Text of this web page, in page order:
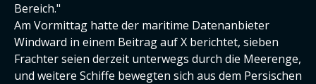
Bereich."
Am Vormittag hatte der maritime Datenanbieter
Windward in einem Beitrag auf X berichtet, sieben
Frachter seien derzeit unterwegs durch die Meerenge,
und weitere Schiffe bewegten sich aus dem Persischen